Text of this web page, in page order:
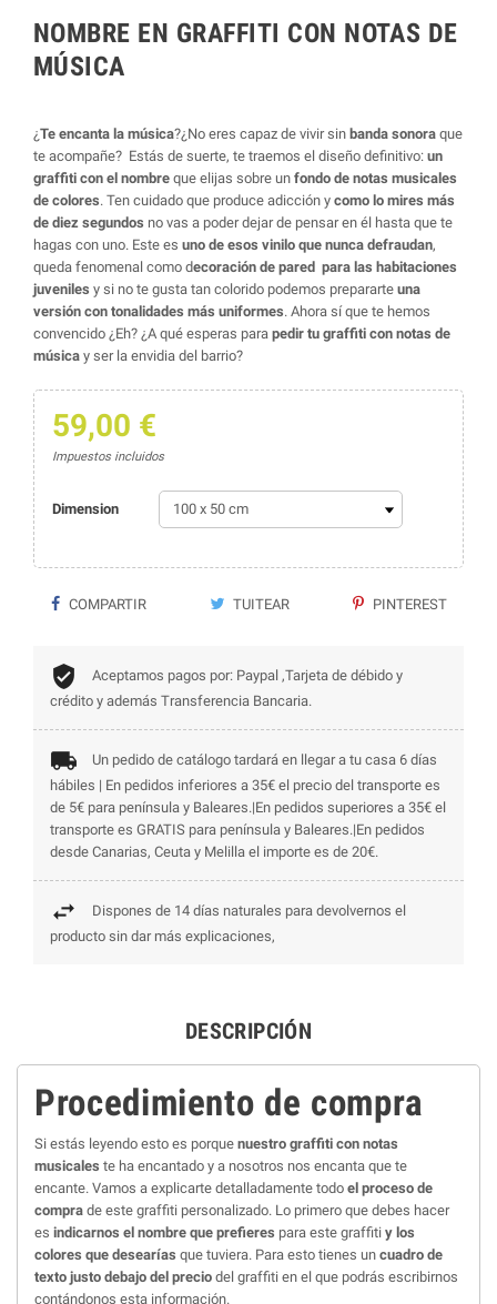
NOMBRE EN GRAFFITI CON NOTAS DE
MÚSICA
¿Te encanta la música?¿No eres capaz de vivir sin banda sonora que
te acompañe? Estás de suerte, te traemos el diseño definitivo: un
graffiti con el nombre que elijas sobre un fondo de notas musicales
de colores. Ten cuidado que produce adicción y como lo mires más
de diez segundos no vas a poder dejar de pensar en él hasta que te
hagas con uno. Este es uno de esos vinilo que nunca defraudan,
queda fenomenal como decoración de pared para las habitaciones
juveniles y si no te gusta tan colorido podemos prepararte una
versión con tonalidades más uniformes. Ahora sí que te hemos
convencido ¿Eh? ¿A qué esperas para pedir tu graffiti con notas de
música y ser la envidia del barrio?
59,00 €
Impuestos incluidos
Dimension
COMPARTIR TUITEAR PINTEREST
Aceptamos pagos por: Paypal ,Tarjeta de débido y
crédito y además Transferencia Bancaria.
Un pedido de catálogo tardará en llegar a tu casa 6 días
hábiles | En pedidos inferiores a 35€ el precio del transporte es
de 5€ para península y Baleares.|En pedidos superiores a 35€ el
transporte es GRATIS para península y Baleares.|En pedidos
desde Canarias, Ceuta y Melilla el importe es de 20€.
Dispones de 14 días naturales para devolvernos el
producto sin dar más explicaciones,
DESCRIPCIÓN
Procedimiento de compra
Si estás leyendo esto es porque nuestro graffiti con notas
musicales te ha encantado y a nosotros nos encanta que te
encante. Vamos a explicarte detalladamente todo el proceso de
compra de este graffiti personalizado. Lo primero que debes hacer
es indicarnos el nombre que prefieres para este graffiti y los
colores que desearías que tuviera. Para esto tienes un cuadro de
texto justo debajo del precio del graffiti en el que podrás escribirnos
contándonos esta información.